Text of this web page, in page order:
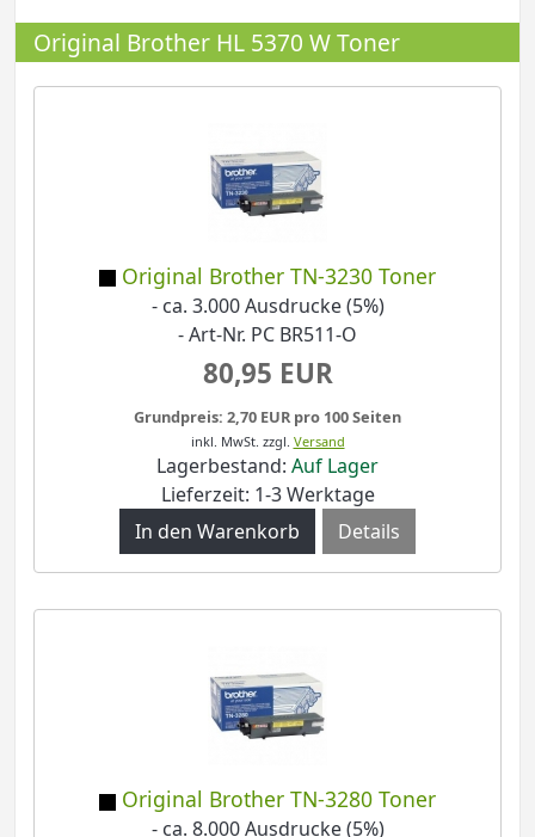
Original Brother HL 5370 W Toner
Original Brother TN-3230 Toner
- ca. 3.000 Ausdrucke (5%)
- Art-Nr. PC BR511-O
80,95 EUR
Grundpreis: 2,70 EUR pro 100 Seiten
inkl. MwSt. zzgl. Versand
Lagerbestand: Auf Lager
Lieferzeit: 1-3 Werktage
Details
Original Brother TN-3280 Toner
- ca. 8.000 Ausdrucke (5%)